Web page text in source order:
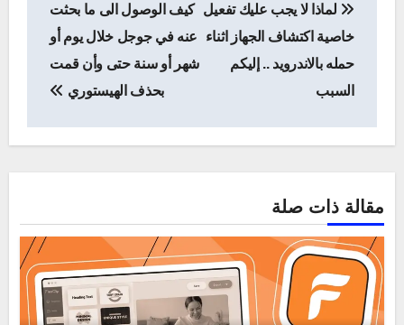
المقالات
لماذا لا يجب عليك تفعيل
خاصية اكتشاف الجهاز اثناء
حمله بالاندرويد .. إليكم
السبب
كيف الوصول الى ما بحثت
عنه في جوجل خلال يوم أو
شهر أو سنة حتى وأن قمت
بحذف الهيستوري
مقالة ذات صلة